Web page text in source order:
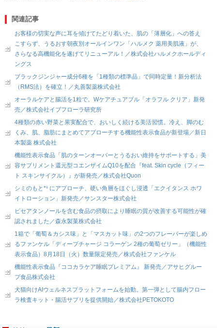
関連記事
お客様の切実な声に耳を傾けてたどり着いた、肌の「薄層化」への答え
こすらず、うるおす朝夜別オールインワン「ハルメク 薬用美肌液」が、
さらなる高機能化を遂げてリニューアル！／株式会社ハルメクホールディ
ングス
ブラックジンジャー成分6種を「1種類の標準品」で同時定量！新分析法
（RMS法）を確立！／丸善製薬株式会社
オーラルケアと腸活を1粒で。Wケアチュアブル「オラフル クリア」新発
売／株式会社イブフローラ研究所
4種類の赤い野菜と果実配合で、おいしく続ける美活習慣。冷え、脚のむ
くみ、肌、脂肪にまとめてアプローチする機能性表示食品が新登場／新日
本製薬 株式会社
機能性表示食品「肌のターンオーバーとうるおい維持をサポートする」美
容サプリメント還元型コエンザイムQ10を配合『feat. Skin cycle（フィー
ト スキンサイクル）』が新発売／株式会社Quon
シミのもと*¹ にアプローチ、硬い角層をほぐし浸透「エクイタンス ホワ
イトローション」新発売／サンスター株式会社
ピセアタンノールを含む食品の摂取により睡眠の質が改善する可能性が確
認されました／森永製菓株式会社
1箱で「葡萄＆カシス味」と「マスカット味」の2つのフレーバーが楽しめ
るファンケル「ディープチャージ コラーゲン 2種の葡萄ゼリー」（機能性
表示食品）8月18日（火）数量限定発売／株式会社ファンケル
機能性表示食品『ココカラケア睡眠プレミアム』 新発売／アサヒグルー
プ食品株式会社
犬猫向けAIウェルネスプラットフォームを始動。第一弾として腸内フロー
ラ検査キット・腸活サプリを提供開始／株式会社PETOKOTO